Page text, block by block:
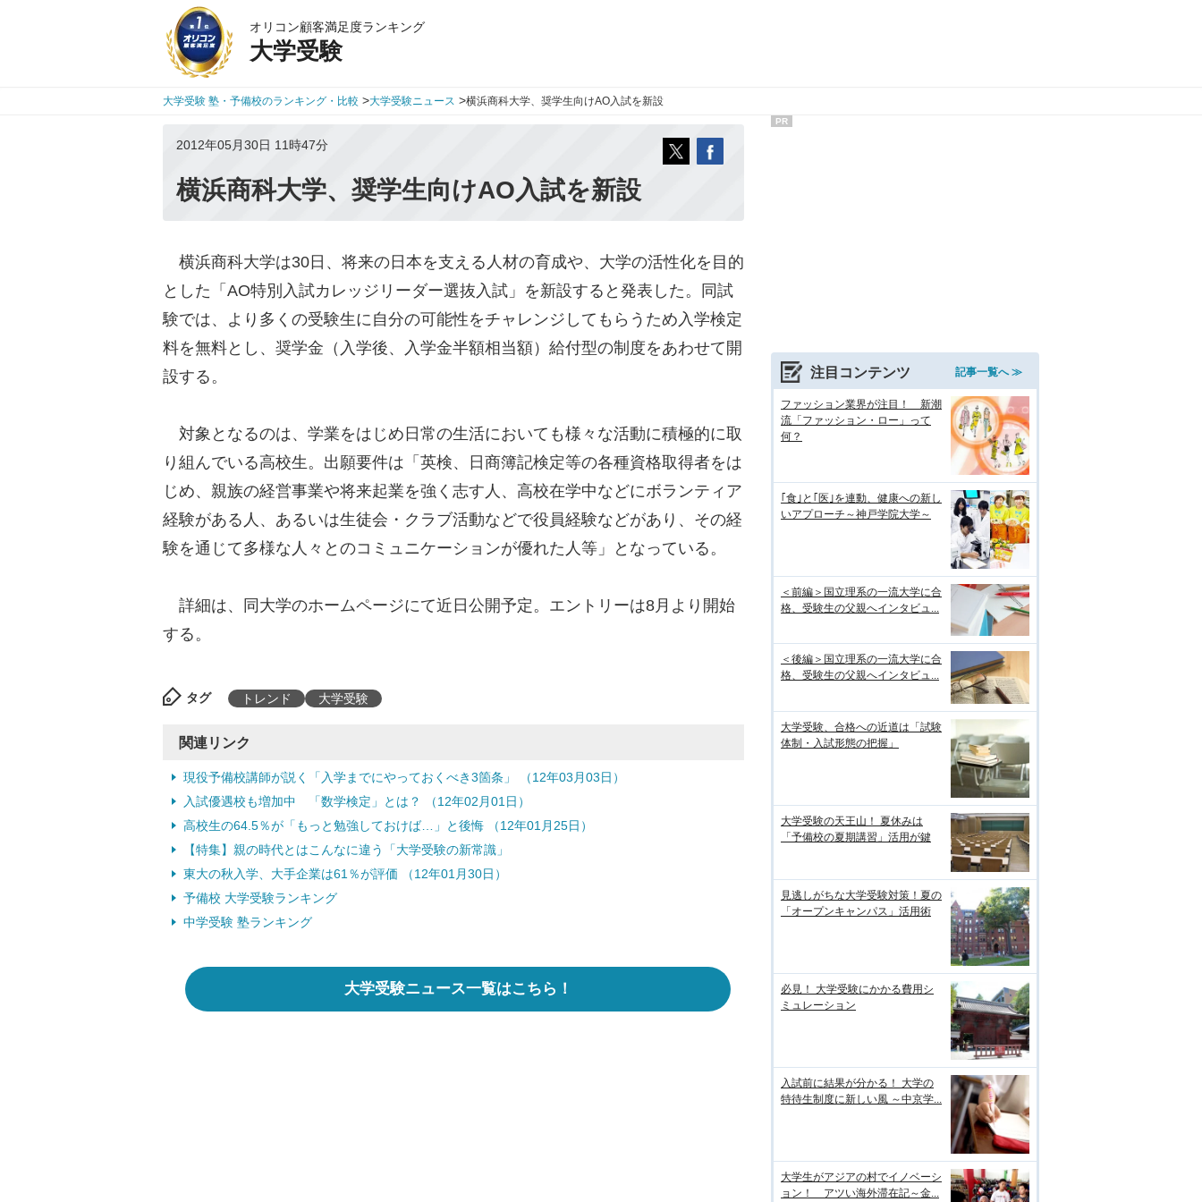
オリコン顧客満足度ランキング
大学受験
大学受験 塾・予備校のランキング・比較 >大学受験ニュース >横浜商科大学、奨学生向けAO入試を新設
2012年05月30日 11時47分
横浜商科大学、奨学生向けAO入試を新設
横浜商科大学は30日、将来の日本を支える人材の育成や、大学の活性化を目的
とした「AO特別入試カレッジリーダー選抜入試」を新設すると発表した。同試
験では、より多くの受験生に自分の可能性をチャレンジしてもらうため入学検定
料を無料とし、奨学金（入学後、入学金半額相当額）給付型の制度をあわせて開
設する。
対象となるのは、学業をはじめ日常の生活においても様々な活動に積極的に取
り組んでいる高校生。出願要件は「英検、日商簿記検定等の各種資格取得者をは
じめ、親族の経営事業や将来起業を強く志す人、高校在学中などにボランティア
経験がある人、あるいは生徒会・クラブ活動などで役員経験などがあり、その経
験を通じて多様な人々とのコミュニケーションが優れた人等」となっている。
詳細は、同大学のホームページにて近日公開予定。エントリーは8月より開始
する。
タグ トレンド 大学受験
関連リンク
現役予備校講師が説く「入学までにやっておくべき3箇条」 （12年03月03日）
入試優遇校も増加中 「数学検定」とは？ （12年02月01日）
高校生の64.5％が「もっと勉強しておけば…」と後悔 （12年01月25日）
【特集】親の時代とはこんなに違う「大学受験の新常識」
東大の秋入学、大手企業は61％が評価 （12年01月30日）
予備校 大学受験ランキング
中学受験 塾ランキング
大学受験ニュース一覧はこちら！
PR
注目コンテンツ 記事一覧へ ≫
ファッション業界が注目！ 新潮
流「ファッション・ロー」って
何？
｢食｣と｢医｣を連動、健康への新し
いアプローチ～神戸学院大学～
＜前編＞国立理系の一流大学に合
格、受験生の父親へインタビュ...
＜後編＞国立理系の一流大学に合
格、受験生の父親へインタビュ...
大学受験、合格への近道は「試験
体制・入試形態の把握」
大学受験の天王山！ 夏休みは
「予備校の夏期講習」活用が鍵
見逃しがちな大学受験対策！夏の
「オープンキャンパス」活用術
必見！ 大学受験にかかる費用シ
ミュレーション
入試前に結果が分かる！ 大学の
特待生制度に新しい風 ～中京学...
大学生がアジアの村でイノベーシ
ョン！ アツい海外滞在記～金...